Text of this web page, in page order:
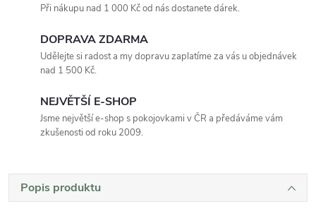
Při nákupu nad 1 000 Kč od nás dostanete dárek.
DOPRAVA ZDARMA
Udělejte si radost a my dopravu zaplatíme za vás u objednávek
nad 1 500 Kč.
NEJVĚTŠÍ E-SHOP
Jsme největší e-shop s pokojovkami v ČR a předáváme vám
zkušenosti od roku 2009.
Popis produktu